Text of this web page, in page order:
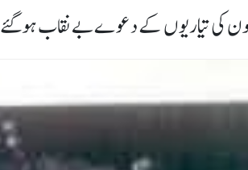
کی تیاریوں کے دعوے بے نقاب ہوگئے